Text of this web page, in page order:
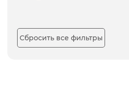
Сбросить все фильтры